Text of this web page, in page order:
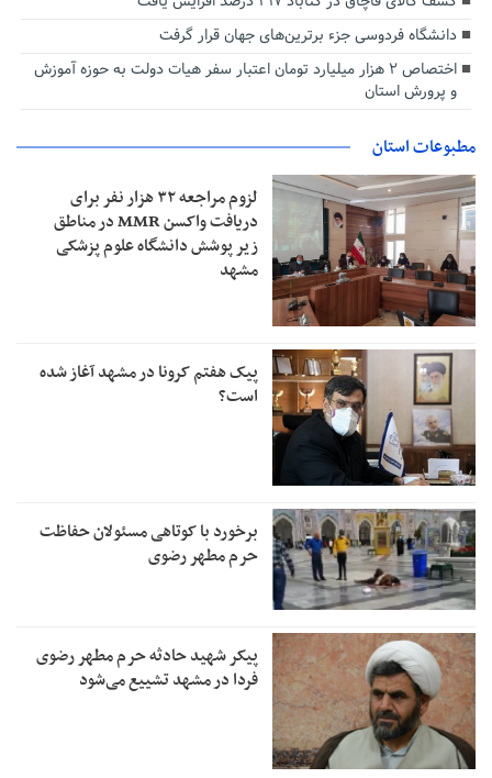
دانشگاه فردوسی جزء برترین‌های جهان قرار گرفت
اختصاص ۲ هزار میلیارد تومان اعتبار سفر هیات دولت به حوزه آموزش
و پرورش استان
مطبوعات استان
لزوم مراجعه ۳۲ هزار نفر برای
دریافت واکسن MMR در مناطق
زیر پوشش دانشگاه علوم پزشکی
مشهد
پیک هفتم کرونا در مشهد آغاز شده
است؟
برخورد با کوتاهی مسئولان حفاظت
حرم مطهر رضوی
پیکر شهید حادثه حرم مطهر رضوی
فردا در مشهد تشییع می‌شود